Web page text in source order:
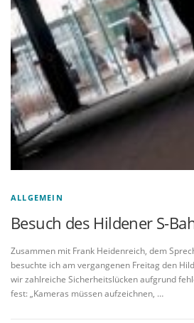
ALLGEMEIN
Besuch des Hildener S-
Zusammen mit Frank Heidenreich, dem
besuchte ich am vergangenen Freitag den
wir zahlreiche Sicherheitslücken aufgrund
fest: „Kameras müssen aufzeichnen, …